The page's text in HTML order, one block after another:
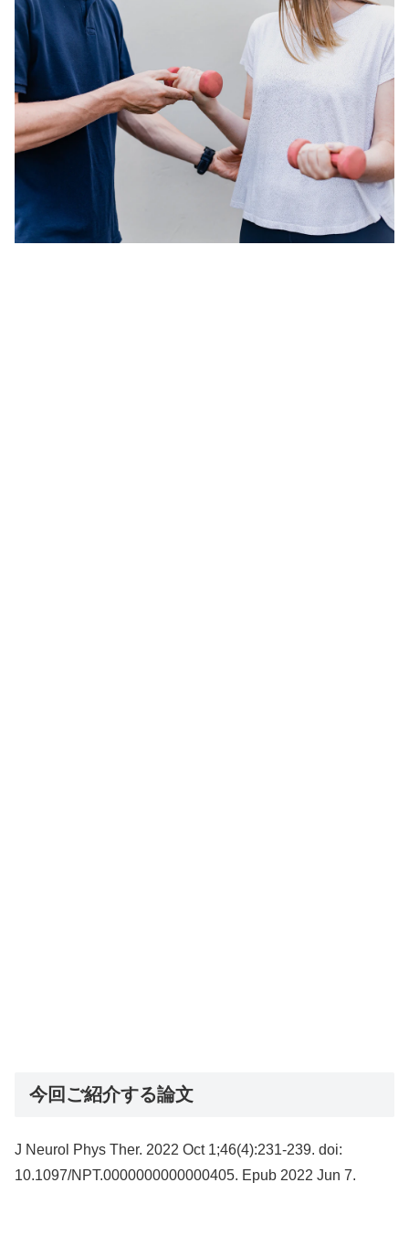
今回ご紹介する論文
J Neurol Phys Ther. 2022 Oct 1;46(4):231-239. doi:
10.1097/NPT.0000000000000405. Epub 2022 Jun 7.